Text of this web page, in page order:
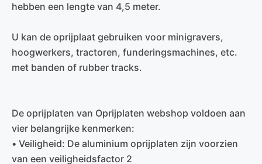
hebben een lengte van 4,5 meter.
U kan de oprijplaat gebruiken voor minigravers,
hoogwerkers, tractoren, funderingsmachines, etc.
met banden of rubber tracks.
De oprijplaten van Oprijplaten webshop voldoen aan
vier belangrijke kenmerken:
• Veiligheid: De aluminium oprijplaten zijn voorzien
van een veiligheidsfactor 2